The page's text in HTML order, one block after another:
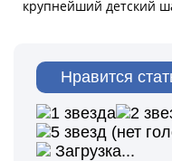
Нравится
(нет
Загрузка...